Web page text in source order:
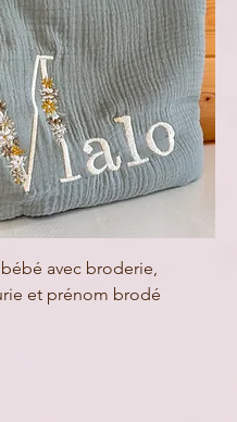
avec broderie,
et prénom brodé